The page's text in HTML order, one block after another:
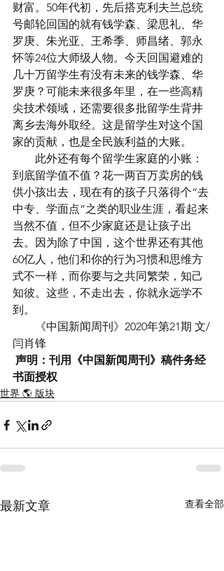
财富。50年代初，先后搭克利夫兰总统
号邮轮回国的就有钱学森、梁思礼、华
罗庚、朱光亚、王希季、师昌绪、郭永
怀等24位大师级人物。今天回国避难的
几十万留学生有没有未来的钱学森、华
罗庚？可能未来很多年里，在一些高精
尖技术领域，还需要很多批留学生背井
离乡去海外取经。这是留学生对这个国
家的贡献，也是全民族利益的大账。
此外还有每个留学生家庭的小账：
到底留学值不值？花一两百万卖房的钱
供小孩出去，现在有的孩子只落得个“去
中专、学面点”之类的职业生涯，看起来
当然不值，但不少家庭还是让孩子出
去。因为除了中国，这个世界还有其他
60亿人，他们和你的行为习惯和思维方
式不一样，而你要与之共同繁荣，知己
知彼。这些，不走出去，你就永远学不
到。
《中国新闻周刊》2020年第21期 文/
闫肖锋
声明：刊用《中国新闻周刊》稿件务经
书面授权
世界 🌎 版块
最新文章 查看全部